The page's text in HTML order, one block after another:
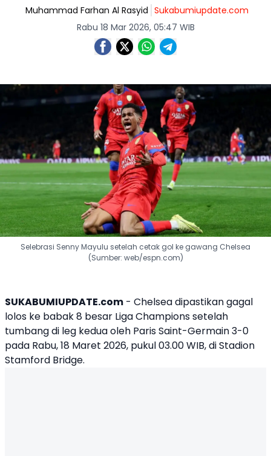
Muhammad Farhan Al Rasyid Sukabumiupdate.com
Rabu 18 Mar 2026, 05:47 WIB
Selebrasi Senny Mayulu setelah cetak gol ke gawang Chelsea
(Sumber: web/espn.com)
SUKABUMIUPDATE.com - Chelsea dipastikan gagal
lolos ke babak 8 besar Liga Champions setelah
tumbang di leg kedua oleh Paris Saint-Germain 3-0
pada Rabu, 18 Maret 2026, pukul 03.00 WIB, di Stadion
Stamford Bridge.